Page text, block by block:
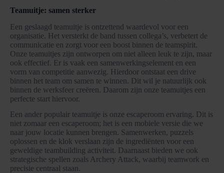
Teamuitje: samen sterker
Een geslaagd teamuitje is ontzettend waardevol voor een
organisatie. Het versterkt de band tussen collega’s, verbetert de
communicatie en zorgt voor een boost binnen de teamspirit.
Onze teamuitjes zijn ontworpen om niet alleen leuk te zijn, maar
ook effectief. Er is vaak een samenwerkingselement en een
vorm van competitie aanwezig. Hierdoor ontstaat een drive
binnen het team om samen te winnen. Dit wil je natuurlijk ook
binnen de werksfeer creëren. Daarom zijn onze teamuitjes een
perfecte start hiervoor.
Een ander populair teamuitje is onze escaperoom ervaring. Dit is
niet zomaar een escaperoom; het is een mobiele versie die we
naar jouw locatie kunnen brengen. Samenwerken, puzzels
oplossen en de klok verslaan zijn de ingrediënten voor een
geweldige teambuilding activiteit. Daarnaast bieden we ook
strategische spellen zoals Archery Attack, waarbij teamwork en
precisie centraal staan.